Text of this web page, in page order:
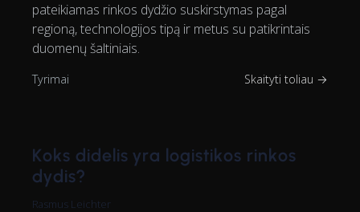
pateikiamas rinkos dydžio suskirstymas pagal
regioną, technologijos tipą ir metus su patikrintais
duomenų šaltiniais.
Tyrimai Skaityti toliau →
Koks didelis yra logistikos rinkos
dydis?
Rasmus Leichter